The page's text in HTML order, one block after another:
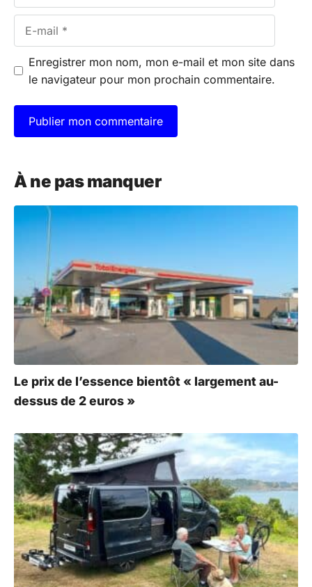
mail
Enregistrer mon nom, mon e-mail et mon site dans
le navigateur pour mon prochain commentaire.
t
e
v
:
À ne pas manquer
Le prix de l’essence bientôt « largement au-
dessus de 2 euros »